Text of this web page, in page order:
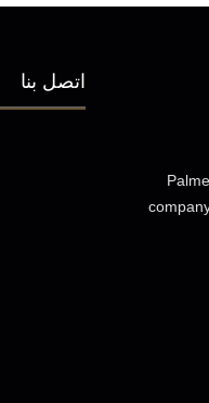
اتصل بنا